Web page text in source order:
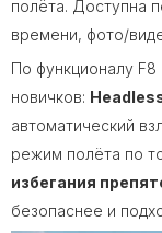
полёта. Доступна
времени, фото/
По функционалу
новичков:
автоматический
режим полёта по
избегания
безопаснее и